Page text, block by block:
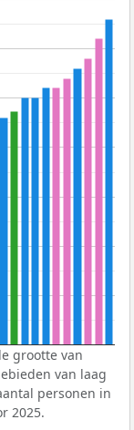
grootte van
van laag
personen in
2025.